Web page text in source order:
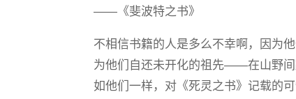
——《斐波特之书》
不相信书籍的人是多么不幸啊，因为
为他们自还未开化的祖先——在山野间
如他们一样，对《死灵之书》记载的